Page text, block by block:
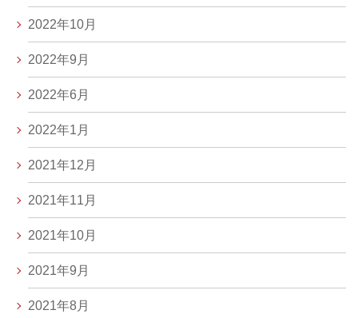
2022年10月
2022年9月
2022年6月
2022年1月
2021年12月
2021年11月
2021年10月
2021年9月
2021年8月